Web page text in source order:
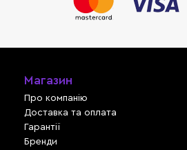
Магазин
Про компанію
Доставка та оплата
Гарантії
Бренди